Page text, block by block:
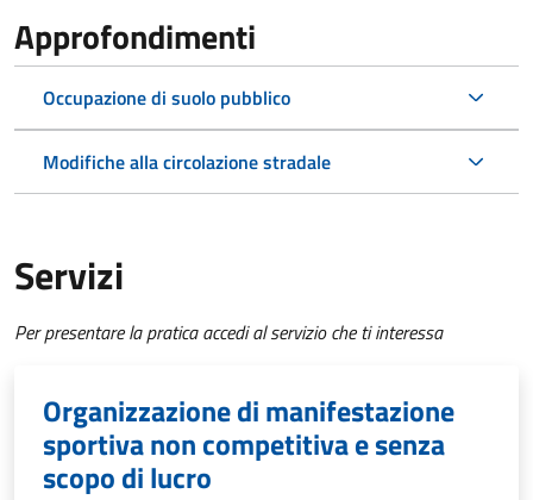
Approfondimenti
Occupazione di suolo pubblico
Modifiche alla circolazione stradale
Servizi
Per presentare la pratica accedi al servizio che ti interessa
Organizzazione di manifestazione
sportiva non competitiva e senza
scopo di lucro